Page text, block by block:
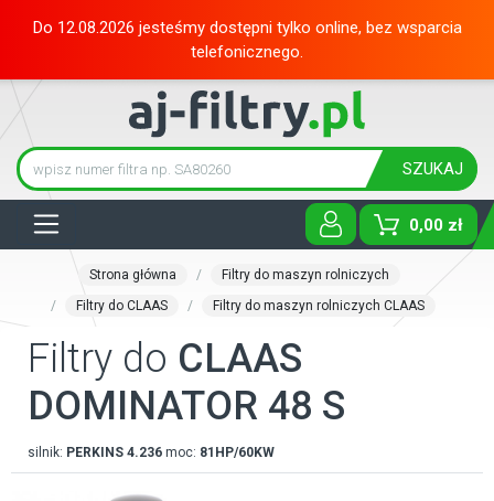
Do 12.08.2026 jesteśmy dostępni tylko online, bez wsparcia
telefonicznego.
SZUKAJ
0,00 zł
Strona główna
Filtry do maszyn rolniczych
Filtry do CLAAS
Filtry do maszyn rolniczych CLAAS
Filtry do CLAAS
DOMINATOR 48 S
silnik: PERKINS 4.236 moc: 81HP/60KW